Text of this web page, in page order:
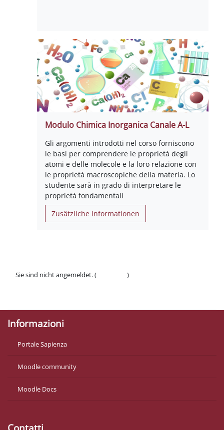
Modulo Chimica Inorganica Canale A-L
Gli argomenti introdotti nel corso forniscono
le basi per comprendere le proprietà degli
atomi e delle molecole e la loro relazione con
le proprietà macroscopiche della materia. Lo
studente sarà in grado di interpretare le
proprietà fondamentali
Zusätzliche Informationen
Sie sind nicht angemeldet. (
)
Informazioni
Portale Sapienza
Moodle community
Moodle Docs